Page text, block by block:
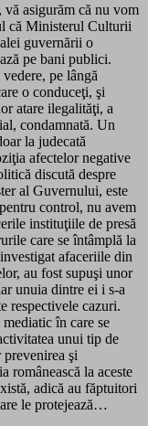
asigurăm că nu vom
că Ministerul Culturii
guvernării o
pe bani publici.
pe lângă
o conduceţi, şi
atare ilegalităţi, a
condamnată. Un
la judecată
afectelor negative
discută despre
al Guvernului, este
control, nu avem
instituţiile de presă
care se întâmplă la
afaceriile din
au fost supuşi unor
unuia dintre ei i s-a
respectivele cazuri.
în care se
unui tip de
şi
românească la aceste
adică au făptuitori
le protejează…